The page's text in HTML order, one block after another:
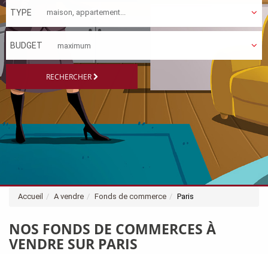
TYPE
BUDGET
RECHERCHER
Accueil A vendre Fonds de commerce Paris
NOS FONDS DE COMMERCES À
VENDRE SUR PARIS